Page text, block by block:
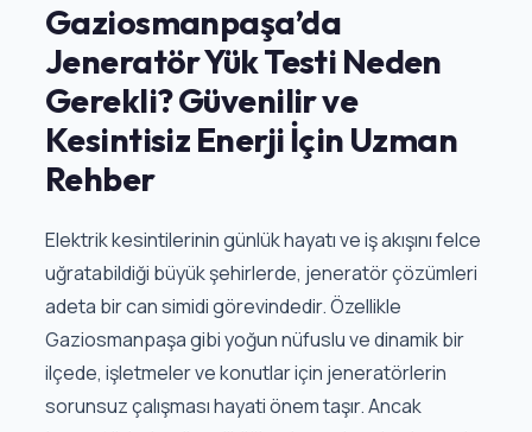
Gaziosmanpaşa’da
Jeneratör Yük Testi Neden
Gerekli? Güvenilir ve
Kesintisiz Enerji İçin Uzman
Rehber
Elektrik kesintilerinin günlük hayatı ve iş akışını felce
uğratabildiği büyük şehirlerde, jeneratör çözümleri
adeta bir can simidi görevindedir. Özellikle
Gaziosmanpaşa gibi yoğun nüfuslu ve dinamik bir
ilçede, işletmeler ve konutlar için jeneratörlerin
sorunsuz çalışması hayati önem taşır. Ancak